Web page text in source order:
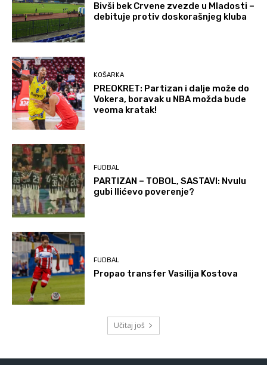
Bivši bek Crvene zvezde u Mladosti –
debituje protiv doskorašnjeg kluba
KOŠARKA
PREOKRET: Partizan i dalje može do
Vokera, boravak u NBA možda bude
veoma kratak!
FUDBAL
PARTIZAN – TOBOL, SASTAVI: Nvulu
gubi Ilićevo poverenje?
FUDBAL
Propao transfer Vasilija Kostova
Učitaj još